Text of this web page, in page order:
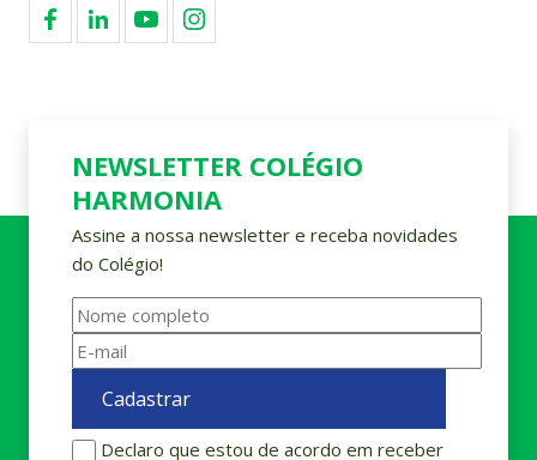
NEWSLETTER COLÉGIO
HARMONIA
Assine a nossa newsletter e receba novidades
do Colégio!
Declaro que estou de acordo em receber